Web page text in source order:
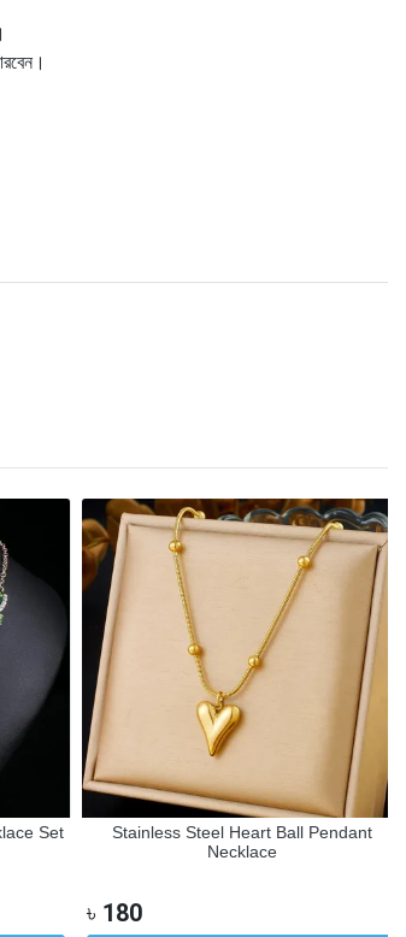
Set
Stainless Steel Heart Ball Pendant
Necklace
180